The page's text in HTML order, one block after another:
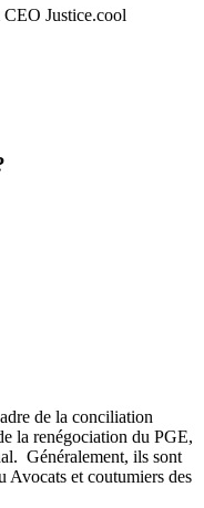
Justice.cool
de la conciliation
la renégociation du PGE,
Généralement, ils sont
Avocats et coutumiers des